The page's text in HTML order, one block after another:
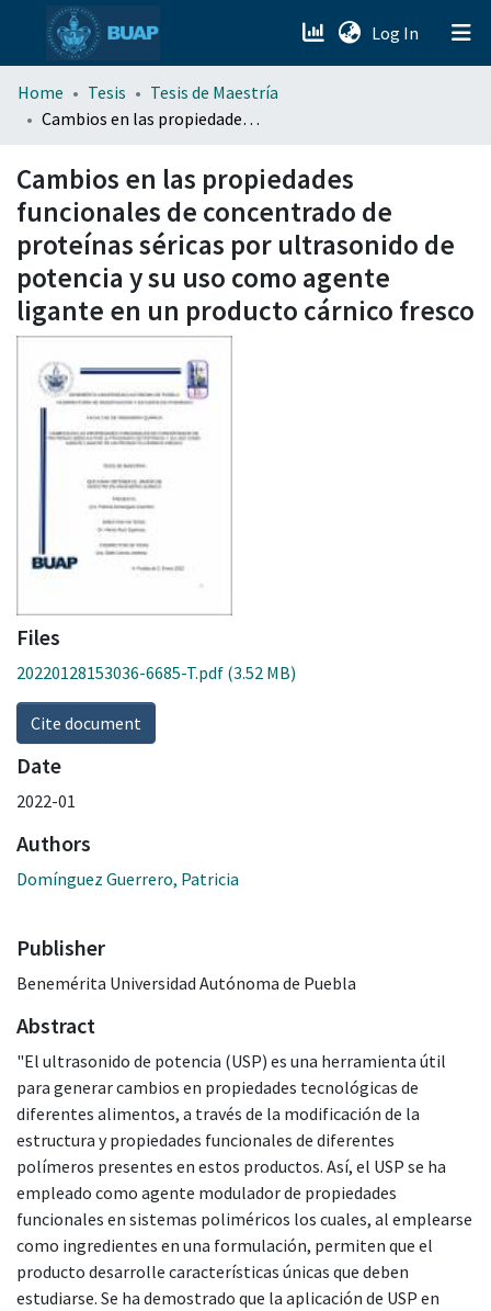
Log In (current)
menu.section.about_menu
Home Tesis
Tesis de Maestría
Cambios en las propiedades funcionales de concentrado de proteínas séricas por ultrasonido de potencia y su uso como agente ligante en un producto cárnico fresco
Cambios en las propiedades
funcionales de concentrado de
proteínas séricas por ultrasonido de
potencia y su uso como agente
ligante en un producto cárnico fresco
Files
20220128153036-6685-T.pdf (3.52 MB)
Cite document
Date
2022-01
Authors
Domínguez Guerrero, Patricia
Publisher
Benemérita Universidad Autónoma de Puebla
Abstract
"El ultrasonido de potencia (USP) es una herramienta útil
para generar cambios en propiedades tecnológicas de
diferentes alimentos, a través de la modificación de la
estructura y propiedades funcionales de diferentes
polímeros presentes en estos productos. Así, el USP se ha
empleado como agente modulador de propiedades
funcionales en sistemas poliméricos los cuales, al emplearse
como ingredientes en una formulación, permiten que el
producto desarrolle características únicas que deben
estudiarse. Se ha demostrado que la aplicación de USP en